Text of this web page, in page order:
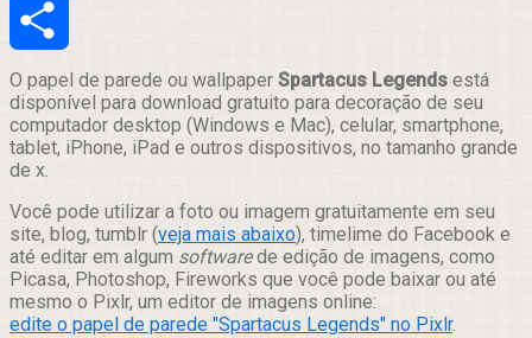
Email
Compartilhar
O papel de parede ou wallpaper Spartacus Legends está
disponível para download gratuito para decoração de seu
computador desktop (Windows e Mac), celular, smartphone,
tablet, iPhone, iPad e outros dispositivos, no tamanho grande
de x.
Você pode utilizar a foto ou imagem gratuitamente em seu
site, blog, tumblr (veja mais abaixo), timelime do Facebook e
até editar em algum softwarede edição de imagens, como
Picasa, Photoshop, Fireworks que você pode baixar ou até
mesmo o Pixlr, um editor de imagens online:
edite o papel de parede "Spartacus Legends" no Pixlr.